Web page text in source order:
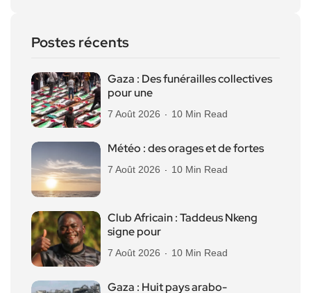
Postes récents
Gaza : Des funérailles collectives
pour une
7 Août 2026 10 Min Read
Météo : des orages et de fortes
7 Août 2026 10 Min Read
Club Africain : Taddeus Nkeng
signe pour
7 Août 2026 10 Min Read
Gaza : Huit pays arabo-